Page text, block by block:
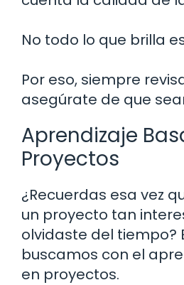
No todo lo que brilla
Por eso, siempre
asegúrate de que
Aprendizaje
Proyectos
¿Recuerdas esa vez
un proyecto tan
olvidaste del tiempo?
buscamos con el
en proyectos.